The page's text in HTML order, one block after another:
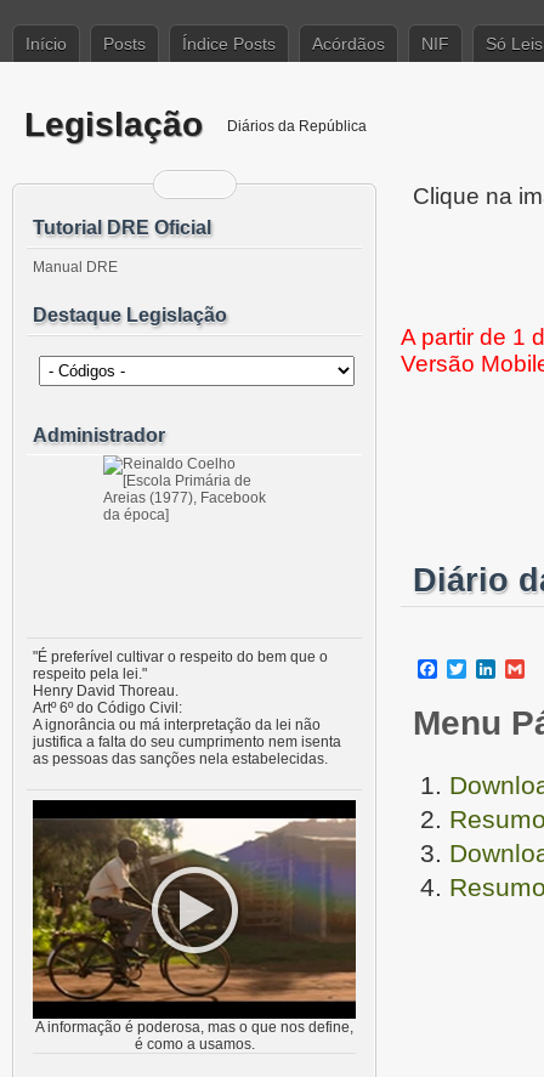
Início Posts Índice Posts Acórdãos NIF Só Leis
Legislação Diários da República
Clique na
A partir de 1
Versão
Diário
Facebook
Twitter
Menu
Tutorial DRE Oficial
Manual DRE
Destaque Legislação
Administrador
"É preferível cultivar o respeito do bem que o
respeito pela lei."
Henry David Thoreau.
Artº 6º do Código Civil:
A ignorância ou má interpretação da lei não
justifica a falta do seu cumprimento nem isenta
as pessoas das sanções nela estabelecidas.
A informação é poderosa, mas o que nos define,
é como a usamos.